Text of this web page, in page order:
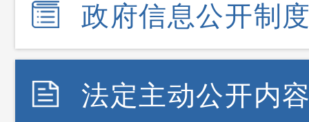
政府信息公开制
法定主动公开内